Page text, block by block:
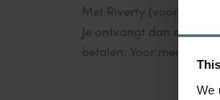
We
Met Riverty (voorheen
Je ontvangt dan een
betalen. Voor meer